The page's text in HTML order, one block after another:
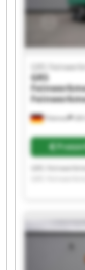
Pöttmes
GRS
GRS
GRS
GRS
GRS
GRS
GRS
GRS
GRS
GRS